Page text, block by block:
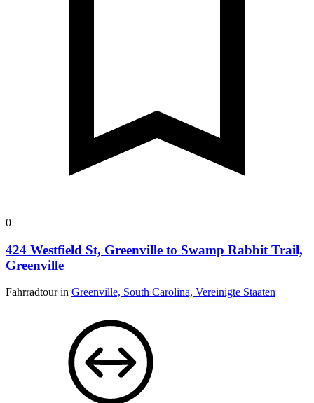
0
424 Westfield St, Greenville to Swamp Rabbit Trail,
Greenville
Fahrradtour in Greenville, South Carolina, Vereinigte Staaten